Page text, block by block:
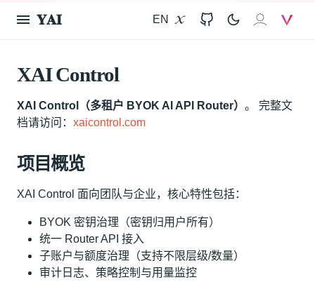
𝐘𝐀𝐈 EN GitHub 𝐗𝐀𝐈
XAI Control
XAI Control（多租户 BYOK AI API Router） 。 完整文
档请访问： xaicontrol.com
项目概览
XAI Control 面向团队与企业，核心特性包括：
BYOK 密钥治理（密钥归用户所有）
统一 Router API 接入
子账户与额度治理（支持不限层级/数量）
审计日志、策略控制与用量监控